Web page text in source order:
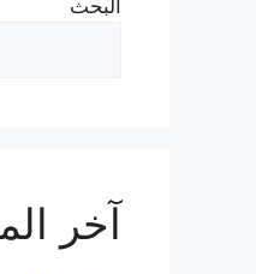
البحث
آخر